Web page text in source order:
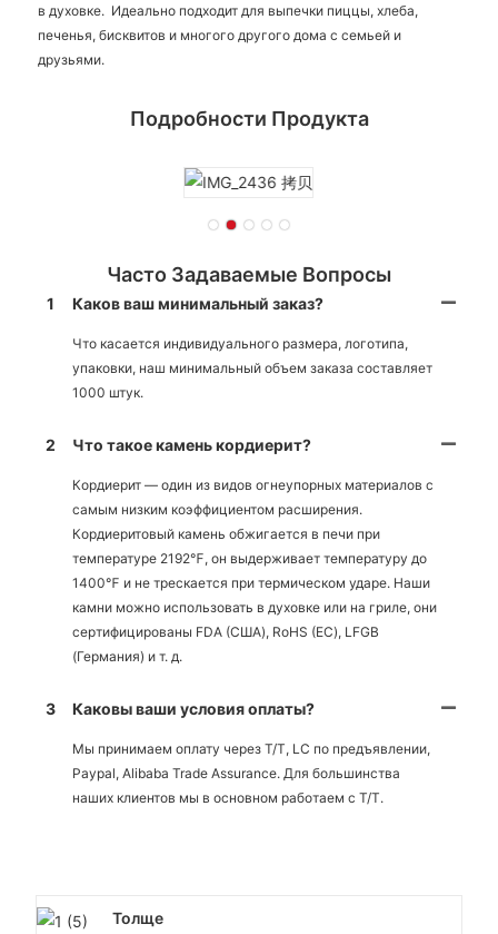
в духовке. Идеально подходит для выпечки пиццы, хлеба,
печенья, бисквитов и многого другого дома с семьей и
друзьями.
Подробности Продукта
Часто Задаваемые Вопросы
1 Каков ваш минимальный заказ?
Что касается индивидуального размера, логотипа,
упаковки, наш минимальный объем заказа составляет
1000 штук.
2 Что такое камень кордиерит?
Кордиерит — один из видов огнеупорных материалов с
самым низким коэффициентом расширения.
Кордиеритовый камень обжигается в печи при
температуре 2192℉, он выдерживает температуру до
1400℉ и не трескается при термическом ударе. Наши
камни можно использовать в духовке или на гриле, они
сертифицированы FDA (США), RoHS (ЕС), LFGB
(Германия) и т. д.
3 Каковы ваши условия оплаты?
Мы принимаем оплату через T/T, LC по предъявлении,
Paypal, Alibaba Trade Assurance. Для большинства
наших клиентов мы в основном работаем с T/T.
Толще